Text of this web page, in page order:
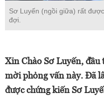
Sơ Luyến (ngồi giữa) rất
đợi.
Xin Chào Sơ Luyến,
mời phỏng vấn này. Đã
được chứng kiến Sơ